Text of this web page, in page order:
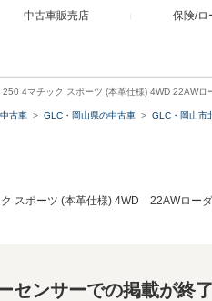
中古車販売店 保険/ロ
250 4マチック スポーツ (本革仕様) 4WD 22AW
古車 GLC・岡山県の中古車
GLC・岡山市
スポーツ (本革仕様) 4WD 22AWロー
センサーでの掲載が終